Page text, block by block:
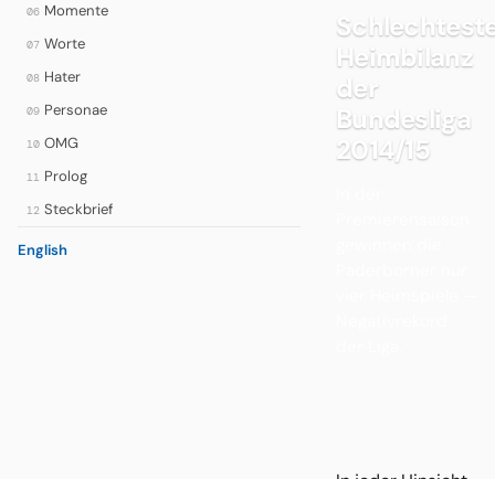
06 Momente
07 Worte
08 Hater
09 Personae
10 OMG
11 Prolog
12 Steckbrief
English
Heimbilanz
der
Bundesliga
2014/15